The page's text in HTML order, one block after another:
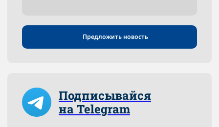
Предложить новость
Подписывайся
на Telegram